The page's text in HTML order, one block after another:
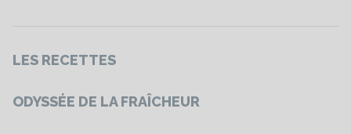
LES RECETTES
ODYSSÉE DE LA FRAÎCHEUR